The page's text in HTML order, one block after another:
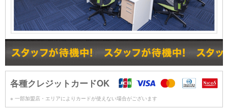
各種クレジットカードOK
※ 一部加盟店・エリアによりカードが使えない場合がございます